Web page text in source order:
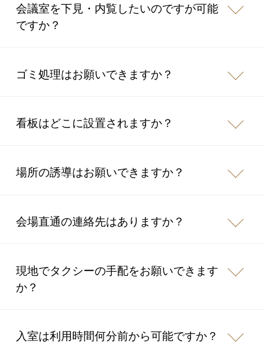
会議室を下見・内覧したいのですが可能
ですか？
ゴミ処理はお願いできますか？
看板はどこに設置されますか？
場所の誘導はお願いできますか？
会場直通の連絡先はありますか？
現地でタクシーの手配をお願いできます
か？
入室は利用時間何分前から可能ですか？